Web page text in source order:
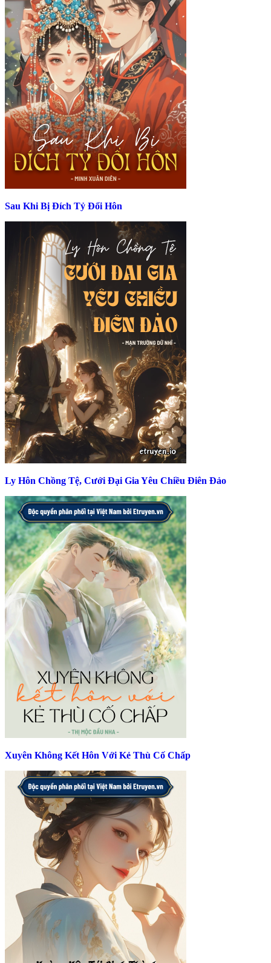
Sau Khi Bị Đích Tỷ Đổi Hôn
Ly Hôn Chồng Tệ, Cưới Đại Gia Yêu Chiều Điên Đảo
Xuyên Không Kết Hôn Với Kẻ Thù Cố Chấp